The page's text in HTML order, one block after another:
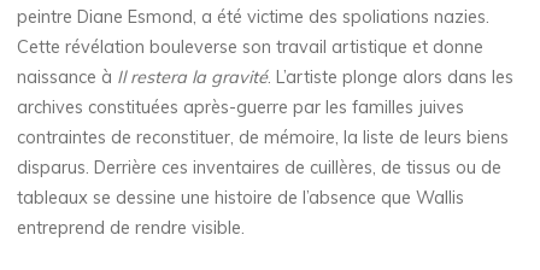
peintre Diane Esmond, a été victime des spoliations nazies.
Cette révélation bouleverse son travail artistique et donne
naissance à Il restera la gravité. L’artiste plonge alors dans les
archives constituées après-guerre par les familles juives
contraintes de reconstituer, de mémoire, la liste de leurs biens
disparus. Derrière ces inventaires de cuillères, de tissus ou de
tableaux se dessine une histoire de l’absence que Wallis
entreprend de rendre visible.